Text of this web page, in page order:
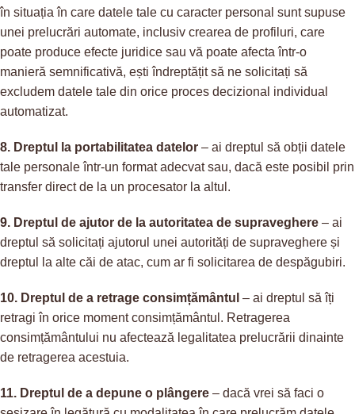
în situația în care datele tale cu caracter personal sunt supuse
unei prelucrări automate, inclusiv crearea de profiluri, care
poate produce efecte juridice sau vă poate afecta într-o
manieră semnificativă, ești îndreptățit să ne solicitați să
excludem datele tale din orice proces decizional individual
automatizat.
8. Dreptul la portabilitatea datelor – ai dreptul să obții datele
tale personale într-un format adecvat sau, dacă este posibil prin
transfer direct de la un procesator la altul.
9. Dreptul de ajutor de la autoritatea de supraveghere – ai
dreptul să solicitați ajutorul unei autorități de supraveghere și
dreptul la alte căi de atac, cum ar fi solicitarea de despăgubiri.
10. Dreptul de a retrage consimțământul – ai dreptul să îți
retragi în orice moment consimțământul. Retragerea
consimțământului nu afectează legalitatea prelucrării dinainte
de retragerea acestuia.
11. Dreptul de a depune o plângere – dacă vrei să faci o